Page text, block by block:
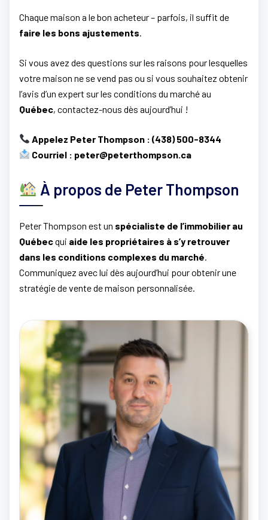
Chaque maison a le bon acheteur – parfois, il suffit de
faire les bons ajustements
Si vous avez des questions sur les raisons pour lesquelles
votre maison ne se vend pas ou si vous souhaitez obtenir
l’avis d’un expert sur les conditions du marché au
Québec, contactez-nous dès aujourd’hui !
Appelez Peter Thompson : (438) 500-8344
Courriel : peter@peterthompson.ca
À propos de Peter Thompson
Peter Thompson est un spécialiste de l’immobilier au
Québecqui aide les propriétaires à s’y retrouver
dans les conditions complexes du marché
Communiquez avec lui dès aujourd’hui pour obtenir une
stratégie de vente de maison personnalisée.